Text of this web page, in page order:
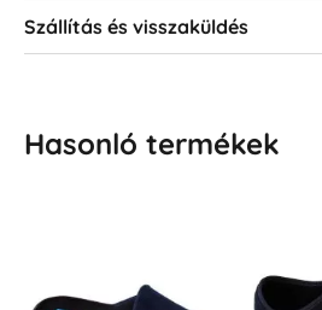
Szállítás és visszaküldés
Hasonló termékek